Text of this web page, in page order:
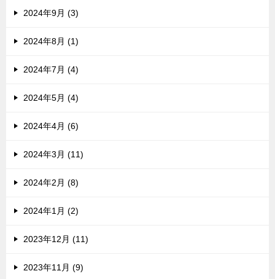
2024年9月 (3)
2024年8月 (1)
2024年7月 (4)
2024年5月 (4)
2024年4月 (6)
2024年3月 (11)
2024年2月 (8)
2024年1月 (2)
2023年12月 (11)
2023年11月 (9)